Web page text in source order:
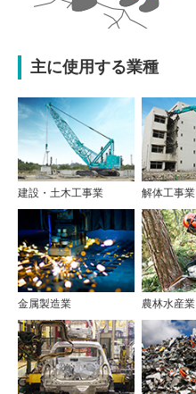
主に使用する業種
建設・土木工事業 解体工事業
金属製造業 農林水産業